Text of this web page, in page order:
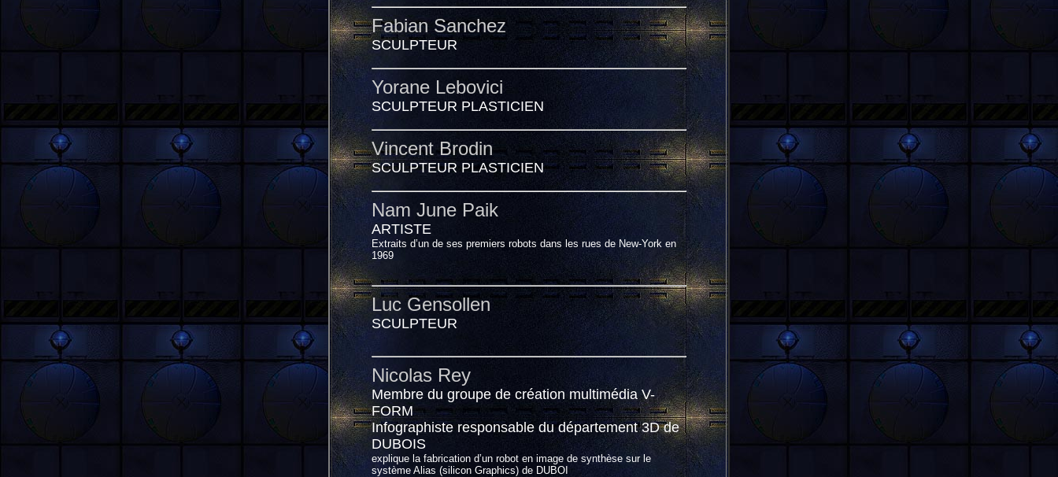
Fabian Sanchez
SCULPTEUR
Yorane Lebovici
SCULPTEUR PLASTICIEN
Vincent Brodin
SCULPTEUR PLASTICIEN
Nam June Paik
ARTISTE
Extraits d’un de ses premiers robots dans les rues de New-York en
1969
Luc Gensollen
SCULPTEUR
Nicolas Rey
Membre du groupe de création multimédia V-
FORM
Infographiste responsable du département 3D de
DUBOIS
explique la fabrication d’un robot en image de synthèse sur le
système Alias (silicon Graphics) de DUBOI